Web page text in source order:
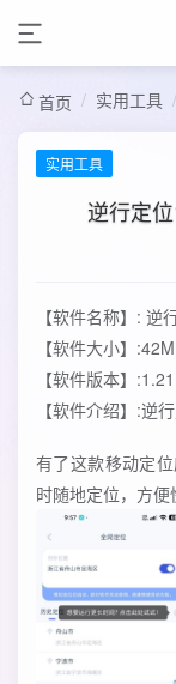
首页 / 实用工具 /
实用工具
逆行定
【软件名称】: 逆
【软件大小】
【软件版本】
【软件介绍】:逆
有了这款移动定
时随地定位，方便